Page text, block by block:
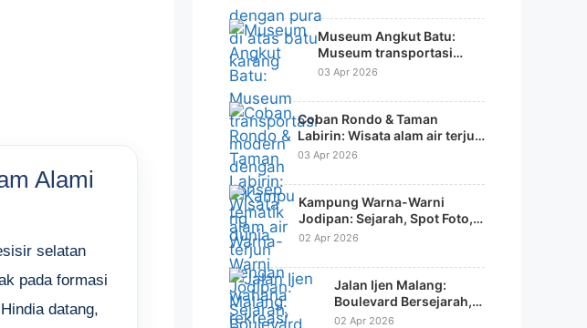
Alami
selatan
pada formasi
datang,
Museum Angkut Batu:
Museum transportasi
modern dengan konsep
03 Apr 2026
Coban Rondo & Taman
Labirin: Wisata alam air terjun
dengan wahana rekreasi
03 Apr 2026
Kampung Warna-Warni
Jodipan: Sejarah, Spot Foto,
Tiket Masuk, dan Daya Tarik
02 Apr 2026
Jalan Ijen Malang:
Boulevard Bersejarah,
Spot Olahraga, dan
02 Apr 2026